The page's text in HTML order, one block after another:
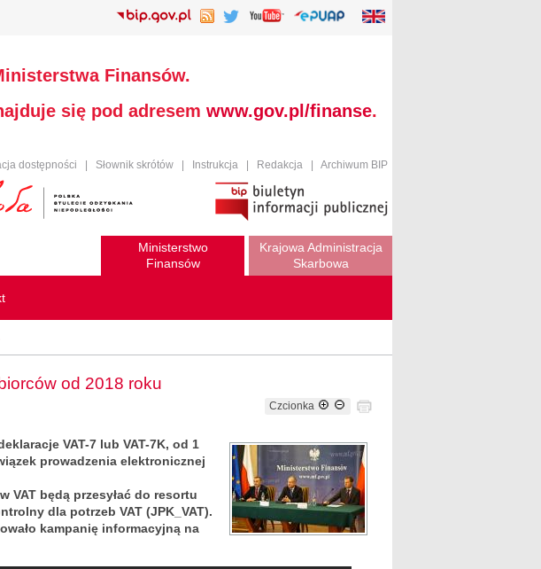
Finansów.
się pod adresem www.gov.pl/finanse.
dostępności Słownik skrótów Instrukcja Redakcja Archiwum BIP
Ministerstwo
Finansów
Krajowa Administracja
Skarbowa
od 2018 roku
Czcionka
VAT-7 lub VAT-7K, od 1
prowadzenia elektronicznej
VAT będą przesyłać do resortu
dla potrzeb VAT (JPK_VAT).
kampanię informacyjną na